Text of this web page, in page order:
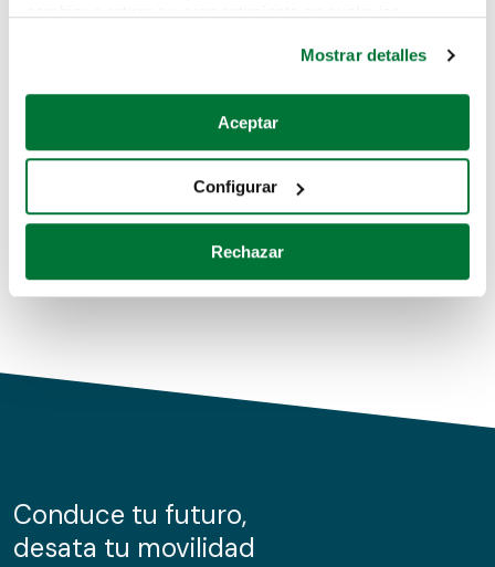
Si lo permite, también quisiéramos:
Recopilar información sobre su ubicación geográfica
Identificar su dispositivo analizándolo activamente
para buscar características específicas (huellas
Obtenga más información sobre cómo se procesan sus
de cookies.
información sobre el uso que haga del sitio web con
nuestros partners de redes sociales, publicidad y análisis
Mostrar detalles
Aceptar
Configurar
Rechazar
Coches de segunda mano
Coches de km0
Conduce tu futuro,
desata tu movilidad